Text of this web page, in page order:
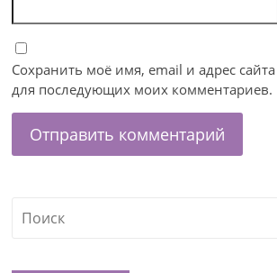
Сохранить моё имя, email и адрес
для последующих моих комментариев.